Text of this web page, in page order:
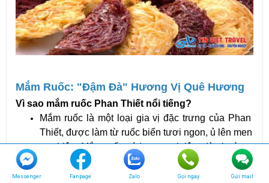
Mắm Ruốc: "Đậm Đà" Hương Vị Quê Hương
Vì sao mắm ruốc Phan Thiết nổi tiếng?
Mắm ruốc là một loại gia vị đặc trưng của Phan
Thiết, được làm từ ruốc biển tươi ngon, ủ lên men
tự nhiên. Mắm ruốc có hương vị đậm đà, thường
được dùng để chấm rau, làm gia vị nấu ăn hoặc
ăn kèm với bánh tráng cuốn.
Messenger Fanpage Zalo Gọi ngay Gửi mail